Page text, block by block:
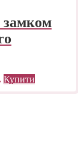
замком
Купити